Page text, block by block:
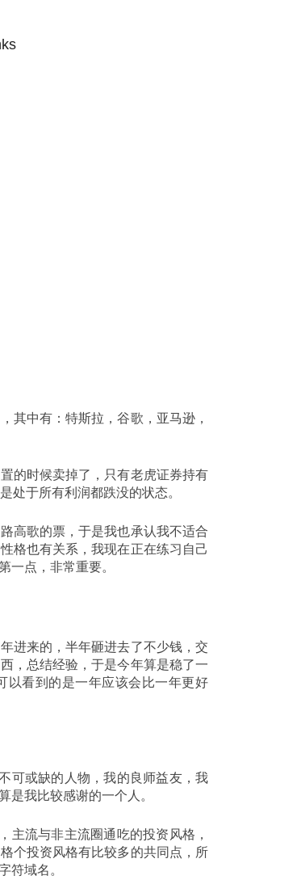
其中有：特斯拉，谷歌，亚马逊，
的时候卖掉了，只有老虎证券持有
处于所有利润都跌没的状态。
高歌的票，于是我也承认我不适合
格也有关系，我现在正在练习自己
一点，非常重要。
进来的，半年砸进去了不少钱，交
，总结经验，于是今年算是稳了一
以看到的是一年应该会比一年更好
可或缺的人物，我的良师益友，我
是我比较感谢的一个人。
主流与非主流圈通吃的投资风格，
个投资风格有比较多的共同点，所
符域名。